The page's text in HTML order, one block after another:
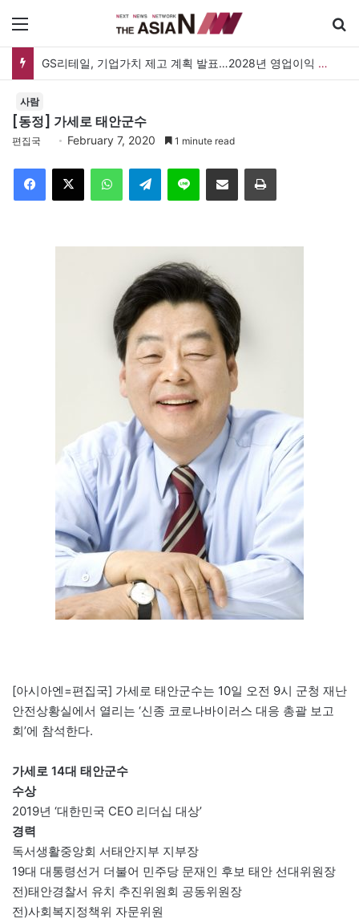
GS리테일, 기업가치 제고 계획 발표…2028년 영업이익 3,800억 원 목표
사람
[동정] 가세로 태안군수
편집국 February 7, 2020 1 minute read
Telegram 이메일
[아시아엔=편집국] 가세로 태안군수는 10일 오전 9시 군청 재난
안전상황실에서 열리는 ‘신종 코로나바이러스 대응 총괄 보고
회’에 참석한다.
가세로 14대 태안군수
수상
2019년 ‘대한민국 CEO 리더십 대상’
경력
독서생활중앙회 서태안지부 지부장
19대 대통령선거 더불어 민주당 문재인 후보 태안 선대위원장
전)태안경찰서 유치 추진위원회 공동위원장
전)사회복지정책위 자문위원